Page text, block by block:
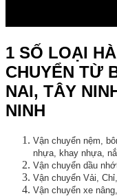
1 SỐ LOẠI
CHUYỂN TỪ
NAI, TÂY
NINH
Vận chuyển nệm,
nhựa, khay nhựa,
Vận chuyển dầu
Vận chuyển Vải,
Vận chuyển xe